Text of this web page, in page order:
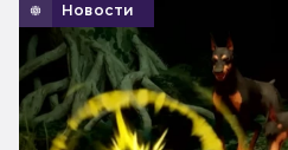
Новости